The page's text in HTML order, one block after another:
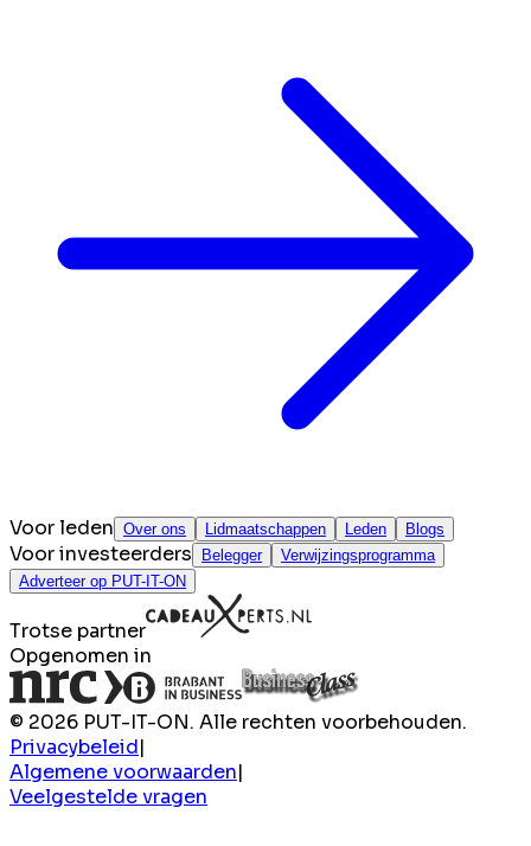
Voor leden Over ons Lidmaatschappen Leden Blogs
Voor investeerders Belegger
Verwijzingsprogramma
Adverteer op PUT-IT-ON
Trotse partner
Opgenomen in
© 2026 PUT-IT-ON. Alle rechten voorbehouden.
Privacybeleid|
Algemene voorwaarden|
Veelgestelde vragen